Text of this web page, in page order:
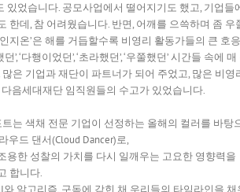
있었습니다. 공모사업에서 떨어지기도 했고, 기업
한데, 참 어려웠습니다. 반면, 어깨를 으쓱하며 좀
지온’은 해를 거듭할수록 비영리 활동가들의 큰 호
던’, ‘다행이었던’, ‘초라했던’, ‘우쭐했던’ 시간들
많은 기업과 재단이 파트너가 되어 주었고, 많은 비
음세대재단 임직원들의 수고가 있었습니다.
는 색채 전문 기업이 선정하는 올해의 컬러를 바탕
우드 댄서(Cloud Dancer)로,
용한 성찰의 가치를 다시 일깨우는 고요한 영향력을
합니다.